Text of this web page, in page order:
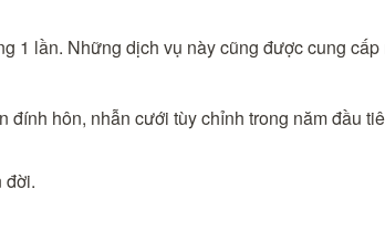
1 lần. Những dịch vụ này cũng được cung
hôn, nhẫn cưới tùy chỉnh trong năm đầu
đời.